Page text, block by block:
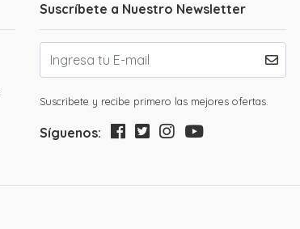
Suscríbete a Nuestro Newsletter
Suscribete y recibe primero las mejores ofertas.
Síguenos: